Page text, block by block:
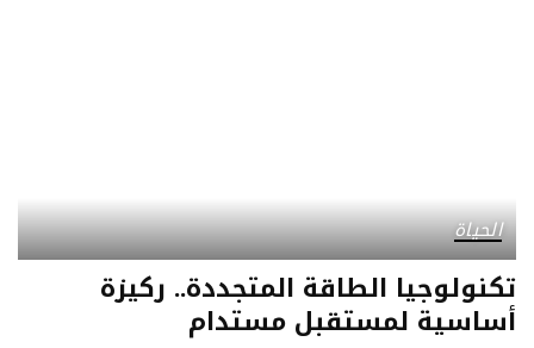
الحياة
تكنولوجيا الطاقة المتجددة.. ركيزة
أساسية لمستقبل مستدام